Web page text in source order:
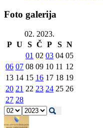
Foto galerija
02. 2023.
P U S Č P S N
01 02 03 04 05
06 07 08 09 10 11 12
13 14 15 16 17 18 19
20 21 22 23 24 25 26
27 28